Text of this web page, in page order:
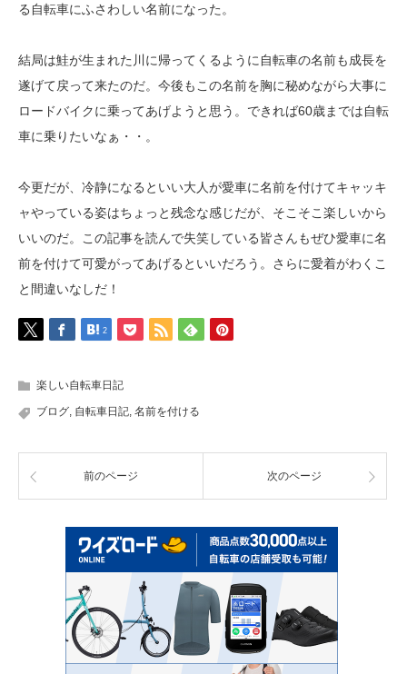
る自転車にふさわしい名前になった。
結局は鮭が生まれた川に帰ってくるように自転車の名前も成長を
遂げて戻って来たのだ。今後もこの名前を胸に秘めながら大事に
ロードバイクに乗ってあげようと思う。できれば60歳までは自転
車に乗りたいなぁ・・。
今更だが、冷静になるといい大人が愛車に名前を付けてキャッキ
ャやっている姿はちょっと残念な感じだが、そこそこ楽しいから
いいのだ。この記事を読んで失笑している皆さんもぜひ愛車に名
前を付けて可愛がってあげるといいだろう。さらに愛着がわくこ
と間違いなしだ！
2
楽しい自転車日記
ブログ 自転車日記 名前を付ける
前のページ 次のページ